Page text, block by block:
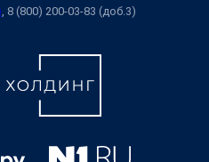
, 8 (800) 200-03-83 (доб.3)